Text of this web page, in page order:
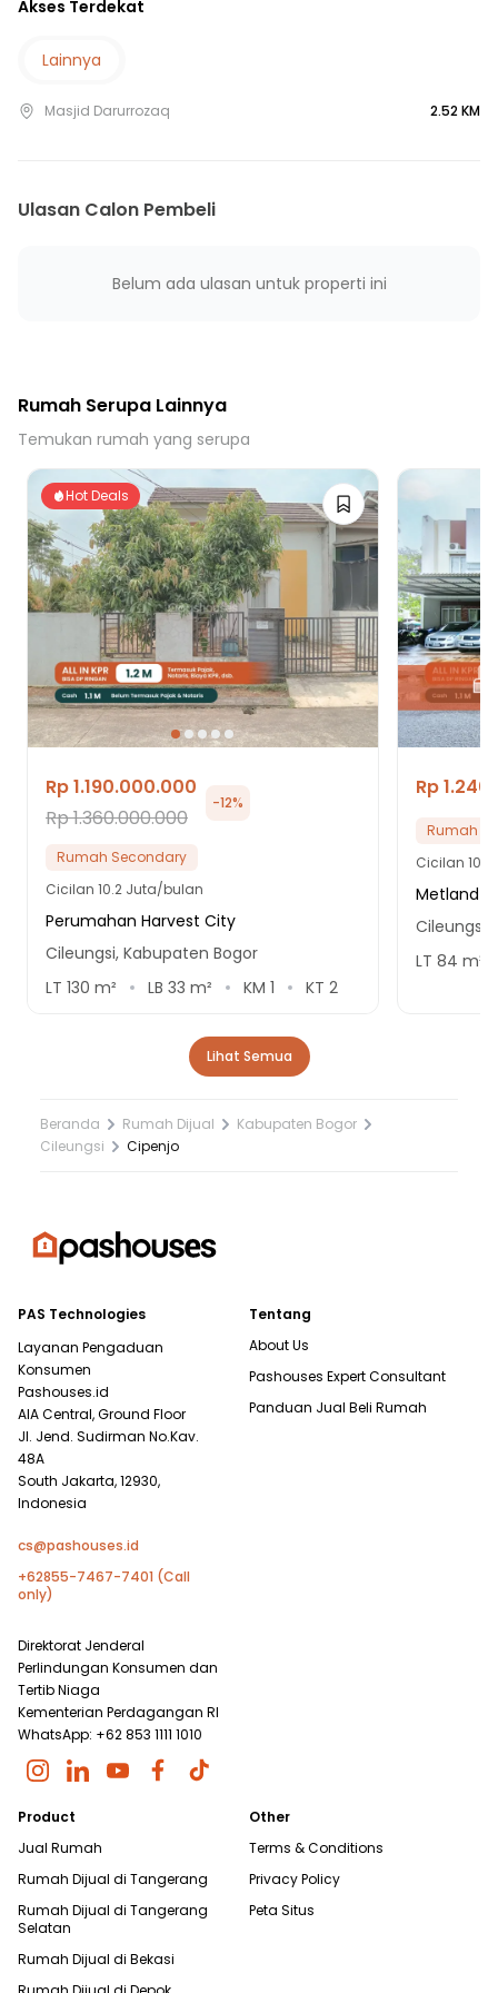
7 Menit ke Terminal Cileungsi
30 Menit ke Gerbang Tol Cimanggis 1
35 Menit ke Gerbang Tol Jatikarya 1
Akses Terdekat
Lainnya
Masjid Darurrozaq 2.52 KM
Ulasan Calon Pembeli
Belum ada ulasan untuk properti ini
Rumah Serupa Lainnya
Temukan rumah yang serupa
Hot Deals
Rp 1.190.000.000
Rp 1.360.000.000
-12%
Rumah Secondary
Cicilan 10.2 Juta/bulan
Perumahan Harvest City
Cileungsi, Kabupaten Bogor
LT 130 m² LB 33 m² KM 1 KT 2
Rp
Rumah
Cicilan
Metland
Cileungsi,
LT 84 m²
Lihat Semua
Beranda Rumah Dijual
Kabupaten Bogor
Cileungsi
Cipenjo
PAS Technologies
Layanan Pengaduan
Konsumen
Pashouses.id
AIA Central, Ground Floor
Jl. Jend. Sudirman No.Kav.
48A
South Jakarta, 12930,
Indonesia
cs@pashouses.id
+62855-7467-7401 (Call
only)
Direktorat Jenderal
Perlindungan Konsumen dan
Tertib Niaga
Kementerian Perdagangan RI
WhatsApp: +62 853 1111 1010
Tentang
About Us
Pashouses Expert Consultant
Panduan Jual Beli Rumah
Product
Jual Rumah
Rumah Dijual di Tangerang
Rumah Dijual di Tangerang
Selatan
Rumah Dijual di Bekasi
Other
Terms & Conditions
Privacy Policy
Peta Situs